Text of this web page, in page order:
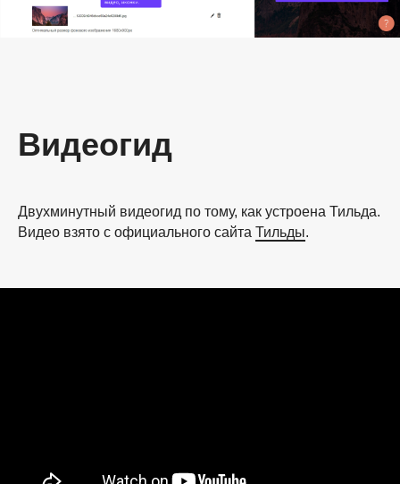
Видеогид
Двухминутный видеогид по тому, как устроена Тильда.
Видео взято с официального сайта Тильды.